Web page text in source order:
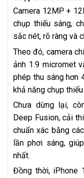
Camera 12MP +
chụp thiếu sáng,
sắc nét, rõ ràng và
Theo đó, camera
ảnh 1.9 micromet
phép thu sáng hơn
khả năng chụp
Chưa dừng lại,
Deep Fusion, cải
chuẩn xác bằng
lần phơi sáng,
nhất.
Đồng thời, iPhone